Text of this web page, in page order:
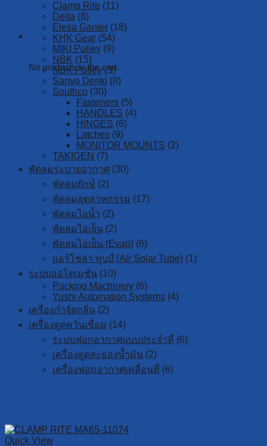
Cart
No products in the cart.
Clamp Rite (11)
Delta (8)
Elesa Ganter (18)
KHK Gear (54)
MIKI Pulley (9)
NBK (15)
NBK Pulley (3)
Sanyo Denki (8)
Southco (30)
Fasteners (5)
HANDLES (4)
HINGES (6)
Latches (9)
MONITOR MOUNTS (2)
TAKIGEN (7)
พัดลมระบายอากาศ (30)
พัดลมยักษ์ (2)
พัดลมอุตสาหกรรม (17)
พัดลมไอน้ำ (2)
พัดลมไอเย็น (2)
พัดลมไอเย็น (Evap) (6)
แอร์โซล่า ทูบป์ (Air Solar Tube) (1)
ระบบออโตเมชั่น (10)
Packing Machinery (6)
Yushi Automation Systems (4)
เครื่องกำจัดกลิ่น (2)
เครื่องดูดควันเชื่อม (14)
ระบบฟอกอากาศแบบประจำที่ (6)
เครื่องดูดละอองน้ำมัน (2)
เครื่องฟอกอากาศเคลื่อนที่ (6)
Quick View